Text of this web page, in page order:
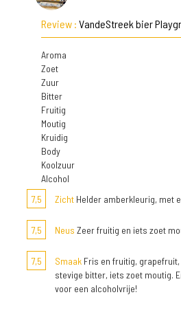
Review : VandeStreek bier
Aroma
Zoet
Zuur
Bitter
Fruitig
Moutig
Kruidig
Body
Koolzuur
Alcohol
7,5
Zicht Helder amberkleurig, met
7,5 Neus Zeer fruitig en iets zoet
7,5 Smaak Fris en fruitig,
stevige bitter, iets zoet moutig.
voor een alcoholvrije!